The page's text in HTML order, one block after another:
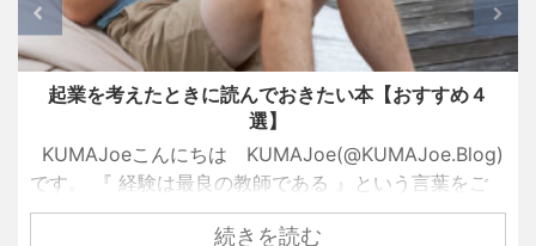
起業を考えたときに読んでおきたい本【おすすめ４
選】
KUMAJoeこんにちは KUMAJoe(@KUMAJoe.Blog)
です。 『 経験は最良の教師である 』という言葉をご
存知でしょうか？ 名経営者として大きな成功を手にし
ている創業者たちも、ずっと順風満帆な人生を送って
続きを読む